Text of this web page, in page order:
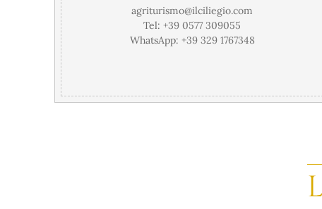
agriturismo@ilciliegio.com
Tel: +39 0577 309055
WhatsApp: +39 329 1767348